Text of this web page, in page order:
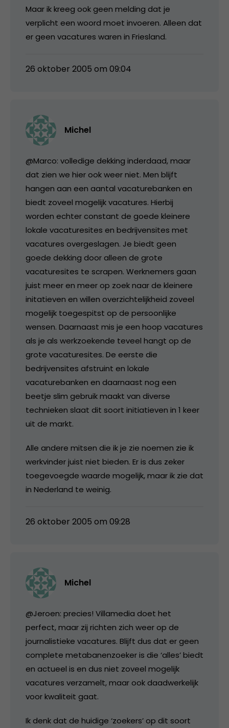
Maar ik kreeg ook geen melding dat je
verplicht een woord moet invoeren. Alleen dat
er geen vacatures waren in Friesland.
26 oktober 2005 om 09:04
Michel
@Marco: volledige dekking inderdaad, maar
dat zien we hier ook weer niet. Men blijft
hangen aan een aantal vacaturebanken en
biedt zoveel mogelijk vacatures. Hierbij
worden echter constant de goede kleinere
lokale vacaturesites en bedrijvensites met
vacatures overgeslagen. Je biedt geen
goede dekking door alleen de grote
vacaturesites te scrapen. Werknemers gaan
juist meer en meer op zoek naar de kleinere
initatieven en willen overzichtelijkheid zoveel
mogelijk toegespitst op de persoonlijke
wensen. Daarnaast mis je een hoop vacatures
als je als werkzoekende teveel hangt op de
grote vacaturesites. De eerste die
bedrijvensites afstruint en lokale
vacaturebanken en daarnaast nog een
beetje slim gebruik maakt van diverse
technieken slaat dit soort initiatieven in 1 keer
uit de markt.
Alle andere mitsen die ik je zie noemen zie ik
werkvinder juist niet bieden. Er is dus zeker
toegevoegde waarde mogelijk, maar ik zie dat
in Nederland te weinig.
26 oktober 2005 om 09:28
Michel
@Jeroen: precies! Villamedia doet het
perfect, maar zij richten zich weer op de
journalistieke vacatures. Blijft dus dat er geen
complete metabanenzoeker is die ‘alles’ biedt
en actueel is en dus niet zoveel mogelijk
vacatures verzamelt, maar ook daadwerkelijk
voor kwaliteit gaat.
Ik denk dat de huidige ‘zoekers’ op dit soort